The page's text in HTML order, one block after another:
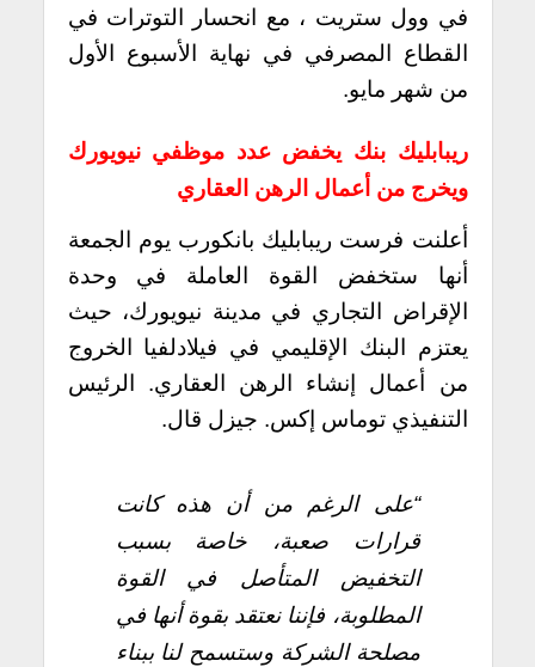
في وول ستريت ، مع انحسار التوترات في
القطاع المصرفي في نهاية الأسبوع الأول
من شهر مايو.
ريبابليك بنك يخفض عدد موظفي نيويورك
ويخرج من أعمال الرهن العقاري
أعلنت فرست ريبابليك بانكورب يوم الجمعة
أنها ستخفض القوة العاملة في وحدة
الإقراض التجاري في مدينة نيويورك، حيث
يعتزم البنك الإقليمي في فيلادلفيا الخروج
من أعمال إنشاء الرهن العقاري. الرئيس
التنفيذي توماس إكس. جيزل قال.
“على الرغم من أن هذه كانت
قرارات صعبة، خاصة بسبب
التخفيض المتأصل في القوة
المطلوبة، فإننا نعتقد بقوة أنها في
مصلحة الشركة وستسمح لنا ببناء